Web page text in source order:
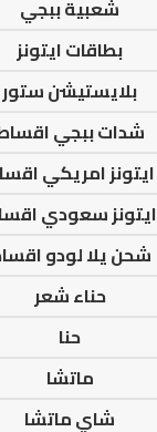
شعبية ببجي
بطاقات ايتونز
بلايستيشن ستور
شدات ببجي
ايتونز امريكي
ايتونز سعودي
شحن يلا لودو
حناء شعر
حنا
ماتشا
شاي ماتشا